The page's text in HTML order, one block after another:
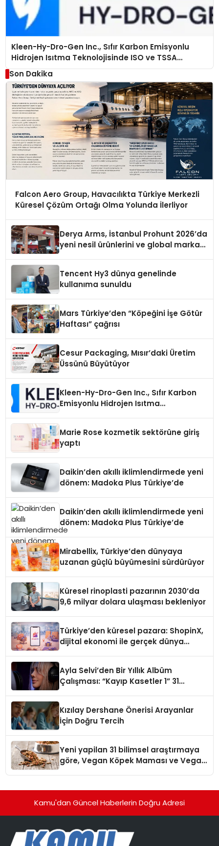
Kleen-Hy-Dro-Gen Inc., Sıfır Karbon Emisyonlu
Hidrojen Isıtma Teknolojisinde ISO ve TSSA
Düzenleyici Onaylarını Aldı
Son Dakika
Falcon Aero Group, Havacılıkta Türkiye Merkezli
Küresel Çözüm Ortağı Olma Yolunda İlerliyor
Derya Arms, İstanbul Prohunt 2026’da
yeni nesil ürünlerini ve global marka
Tencent Hy3 dünya genelinde
kullanıma sunuldu
Mars Türkiye’den “Köpeğini İşe Götür
Haftası” çağrısı
Cesur Packaging, Mısır’daki Üretim
Üssünü Büyütüyor
Kleen-Hy-Dro-Gen Inc., Sıfır Karbon
Emisyonlu Hidrojen Isıtma
Marie Rose kozmetik sektörüne giriş
yaptı
Daikin’den akıllı iklimlendirmede yeni
dönem: Madoka Plus Türkiye’de
Daikin’den akıllı iklimlendirmede yeni
dönem: Madoka Plus Türkiye’de
Mirabellix, Türkiye’den dünyaya
uzanan güçlü büyümesini sürdürüyor
Küresel rinoplasti pazarının 2030’da
9,6 milyar dolara ulaşması bekleniyor
Türkiye’den küresel pazara: ShopinX,
dijital ekonomi ile gerçek dünya
Ayla Selvi’den Bir Yıllık Albüm
Çalışması: “Kayıp Kasetler 1” 31
Kızılay Dershane Önerisi Arayanlar
İçin Doğru Tercih
Yeni yapilan 31 bilimsel araştırmaya
göre, Vegan Köpek Maması ve Vegan
Kamu'dan Güncel Haberlerin Doğru Adresi